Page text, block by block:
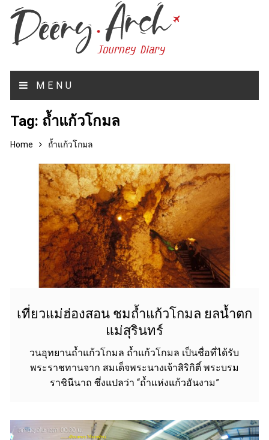
MENU
Tag: ถ้ำแก้วโกมล
Home ถ้ำแก้วโกมล
เที่ยวแม่ฮ่องสอน ชมถ้ำแก้วโกมล ยลน้ำตก
แม่สุรินทร์
วนอุทยานถ้ำแก้วโกมล ถ้ำแก้วโกมล เป็นชื่อที่ได้รับ
พระราชทานจาก สมเด็จพระนางเจ้าสิริกิติ์ พระบรม
ราชินีนาถ ซึ่งแปลว่า “ถ้ำแห่งแก้วอันงาม”